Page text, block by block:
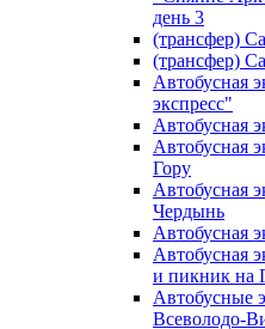
день 3
(трансфер)
(трансфер)
Автобусная
экспресс"
Автобусная
Автобусная
Гору
Автобусная
Чердынь
Автобусная
Автобусная
и пикник на
Автобусные
Всеволодо-